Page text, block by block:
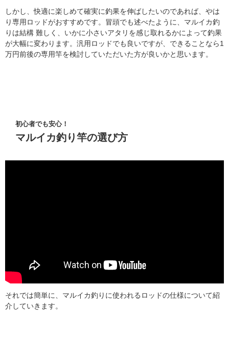
しかし、快適に楽しめて確実に釣果を伸ばしたいのであれば、やは
り専用ロッドがおすすめです。冒頭でも述べたように、マルイカ釣
りは結構 難しく、いかに小さいアタリを感じ取れるかによって釣果
が大幅に変わります。汎用ロッドでも良いですが、できることなら1
万円前後の専用竿を検討していただいた方が良いかと思います。
初心者でも安心！
マルイカ釣り竿の選び方
それでは簡単に、マルイカ釣りに使われるロッドの仕様について紹
介していきます。